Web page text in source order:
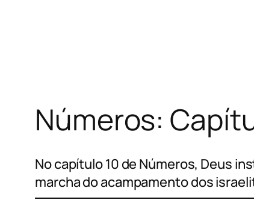
conteúdo
Números:
No capítulo 10 de Números, Deus
marcha do acampamento dos